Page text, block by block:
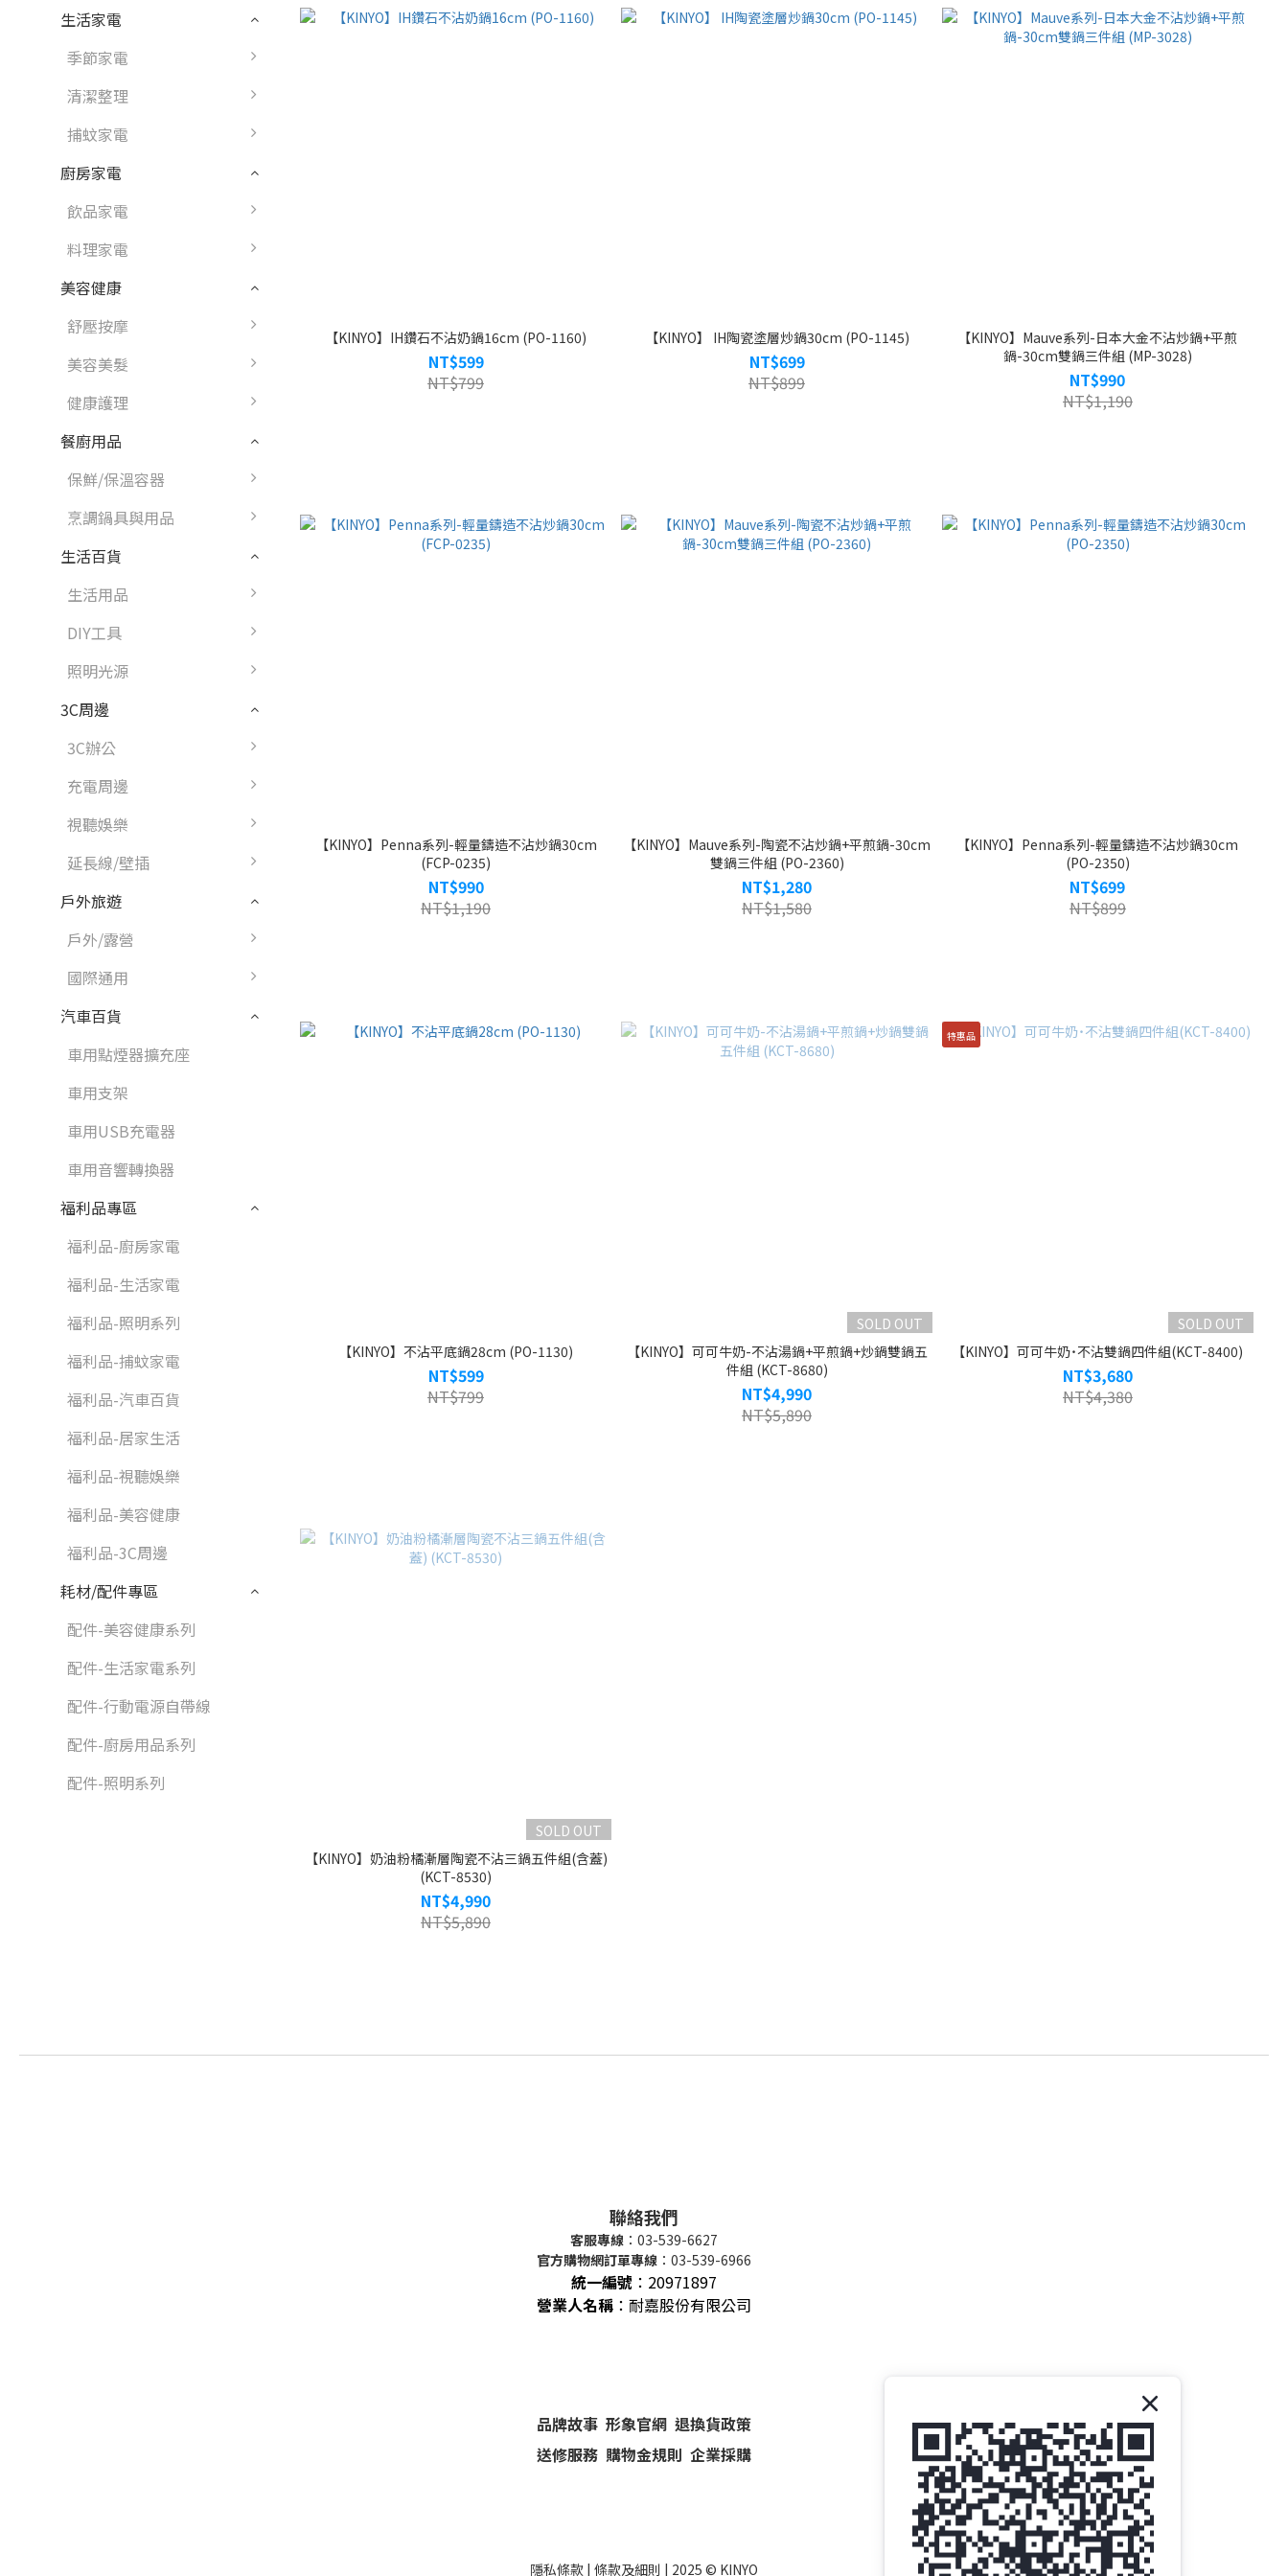
生活家電
季節家電
清潔整理
捕蚊家電
廚房家電
飲品家電
料理家電
美容健康
舒壓按摩
美容美髮
健康護理
餐廚用品
保鮮/保溫容器
烹調鍋具與用品
生活百貨
生活用品
DIY工具
照明光源
3C周邊
3C辦公
充電周邊
視聽娛樂
延長線/壁插
戶外旅遊
戶外/露營
國際通用
汽車百貨
車用點煙器擴充座
車用支架
車用USB充電器
車用音響轉換器
福利品專區
福利品-廚房家電
福利品-生活家電
福利品-照明系列
福利品-捕蚊家電
福利品-汽車百貨
福利品-居家生活
福利品-視聽娛樂
福利品-美容健康
福利品-3C周邊
耗材/配件專區
配件-美容健康系列
配件-生活家電系列
配件-行動電源自帶線
配件-廚房用品系列
配件-照明系列
【KINYO】IH鑽石不沾奶鍋16cm (PO-1160)
NT$599
NT$799
【KINYO】 IH陶瓷塗層炒鍋30cm (PO-1145)
NT$699
NT$899
【KINYO】Mauve系列-日本大金不沾炒鍋+平煎
鍋-30cm雙鍋三件組 (MP-3028)
NT$990
NT$1,190
【KINYO】Penna系列-輕量鑄造不沾炒鍋30cm
(FCP-0235)
NT$990
NT$1,190
【KINYO】Mauve系列-陶瓷不沾炒鍋+平煎鍋-30cm
雙鍋三件組 (PO-2360)
NT$1,280
NT$1,580
【KINYO】Penna系列-輕量鑄造不沾炒鍋30cm
(PO-2350)
NT$699
NT$899
【KINYO】不沾平底鍋28cm (PO-1130)
NT$599
NT$799
SOLD OUT
【KINYO】可可牛奶-不沾湯鍋+平煎鍋+炒鍋雙鍋五
件組 (KCT-8680)
NT$4,990
NT$5,890
特惠品
SOLD OUT
【KINYO】可可牛奶˙不沾雙鍋四件組(KCT-8400)
NT$3,680
NT$4,380
SOLD OUT
【KINYO】奶油粉橘漸層陶瓷不沾三鍋五件組(含蓋)
(KCT-8530)
NT$4,990
NT$5,890
聯絡我們
客服專線 ：03-539-6627
官方購物網訂單專線 ：03-539-6966
統一編號 ： 20971897
營業人名稱 ：耐嘉股份有限公司
品牌故事 形象官網 退換貨政策
送修服務 購物金規則 企業採購
隱私條款 | 條款及細則 | 2025 © KINYO